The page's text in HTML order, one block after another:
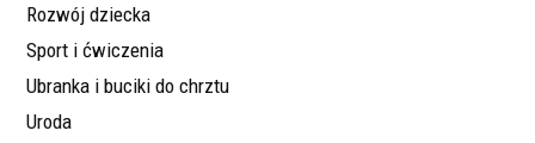
Rozwój dziecka
Sport i ćwiczenia
Ubranka i buciki do chrztu
Uroda